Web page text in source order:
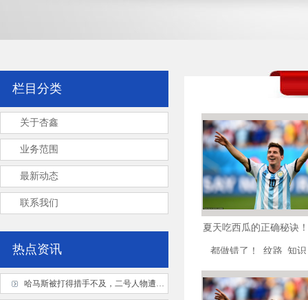
夏天吃西瓜的正确秘诀
都做错了！_纹路_知
栏目分类
关于杏鑫
业务范围
最新动态
联系我们
热点资讯
哈马斯被打得措手不及，二号人物遭精确斩首